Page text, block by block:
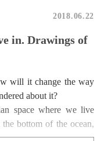
2018.06.22
in. Drawings of
will it change the way
about it?
space where we live
bottom of the ocean,
would be if it were